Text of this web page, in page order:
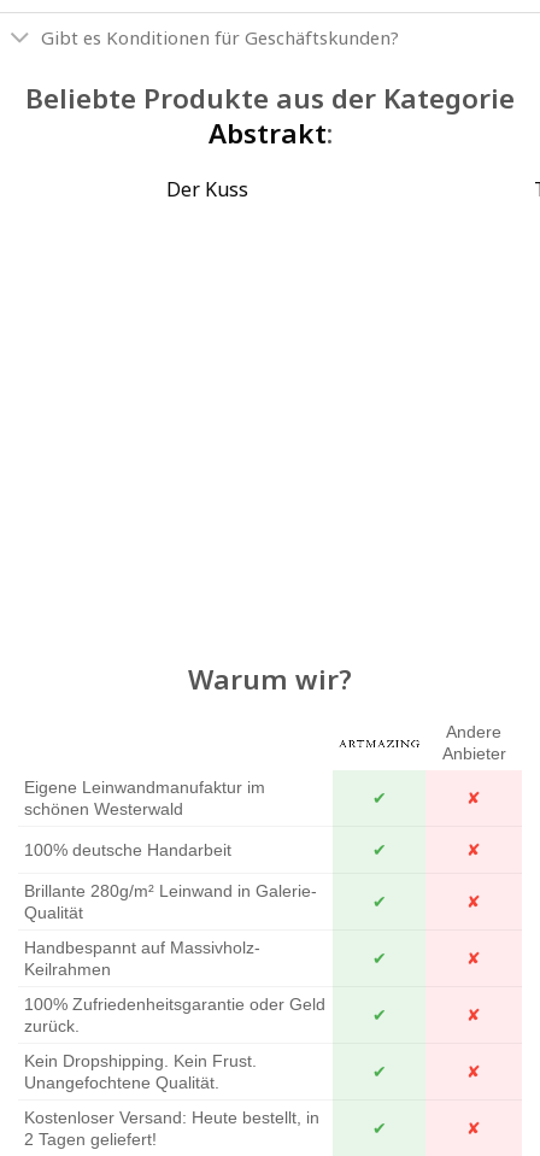
Gibt es Konditionen für Geschäftskunden?
Beliebte Produkte aus der Kategorie
Abstrakt:
Der Kuss
Warum wir?
Andere
Anbieter
Eigene Leinwandmanufaktur im
schönen Westerwald
✔ ✘
100% deutsche Handarbeit ✔ ✘
Brillante 280g/m² Leinwand in Galerie-
Qualität
✔ ✘
Handbespannt auf Massivholz-
Keilrahmen
✔ ✘
100% Zufriedenheitsgarantie oder Geld
zurück.
✔ ✘
Kein Dropshipping. Kein Frust.
Unangefochtene Qualität.
✔ ✘
Kostenloser Versand: Heute bestellt, in
2 Tagen geliefert!
✔ ✘